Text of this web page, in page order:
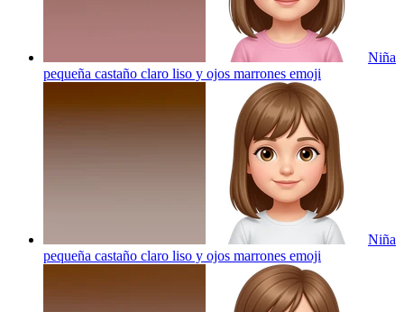
Niña
pequeña castaño claro liso y ojos marrones emoji
Niña
pequeña castaño claro liso y ojos marrones emoji